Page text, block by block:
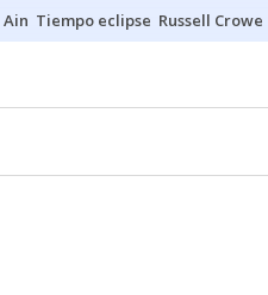
Ain Tiempo eclipse Russell Crowe